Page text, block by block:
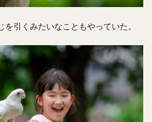
引くみたいなこともやっていた。